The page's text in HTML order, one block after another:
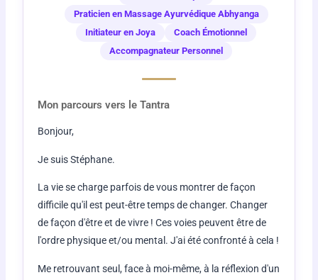
Praticien en Massage Ayurvédique Abhyanga
Initiateur en Joya
Coach Émotionnel
Accompagnateur Personnel
Mon parcours vers le Tantra
Bonjour,
Je suis Stéphane.
La vie se charge parfois de vous montrer de façon
difficile qu'il est peut-être temps de changer. Changer
de façon d'être et de vivre ! Ces voies peuvent être de
l'ordre physique et/ou mental. J'ai été confronté à cela !
Me retrouvant seul, face à moi-même, à la réflexion d'un